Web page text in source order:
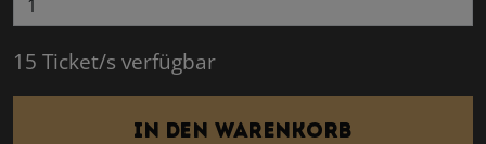
15 Ticket/s verfügbar
In den Warenkorb